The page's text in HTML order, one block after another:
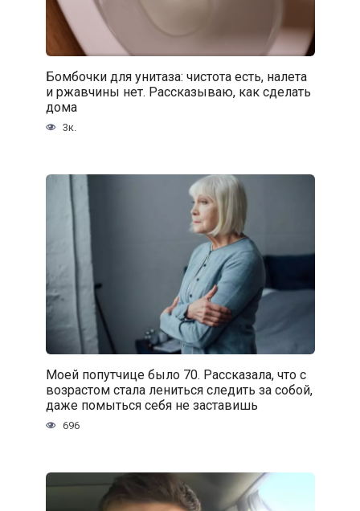
Бомбочки для унитаза: чистота есть, налета
и ржавчины нет. Рассказываю, как сделать
дома
3к.
Моей попутчице было 70. Рассказала, что с
возрастом стала лениться следить за собой,
даже помыться себя не заставишь
696